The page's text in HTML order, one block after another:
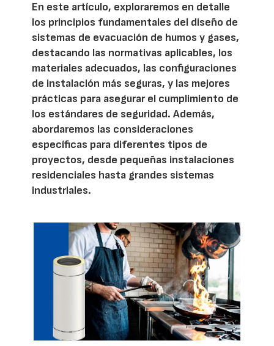
En este artículo, exploraremos en detalle
los principios fundamentales del diseño de
sistemas de evacuación de humos y gases,
destacando las normativas aplicables, los
materiales adecuados, las configuraciones
de instalación más seguras, y las mejores
prácticas para asegurar el cumplimiento de
los estándares de seguridad. Además,
abordaremos las consideraciones
específicas para diferentes tipos de
proyectos, desde pequeñas instalaciones
residenciales hasta grandes sistemas
industriales.